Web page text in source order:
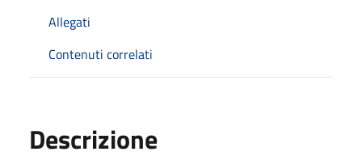
Allegati
Contenuti correlati
Descrizione